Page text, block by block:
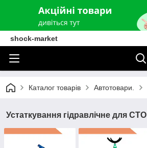
shock-market
Каталог товарів Автотовари.
Устаткування гідравлічне для СТО